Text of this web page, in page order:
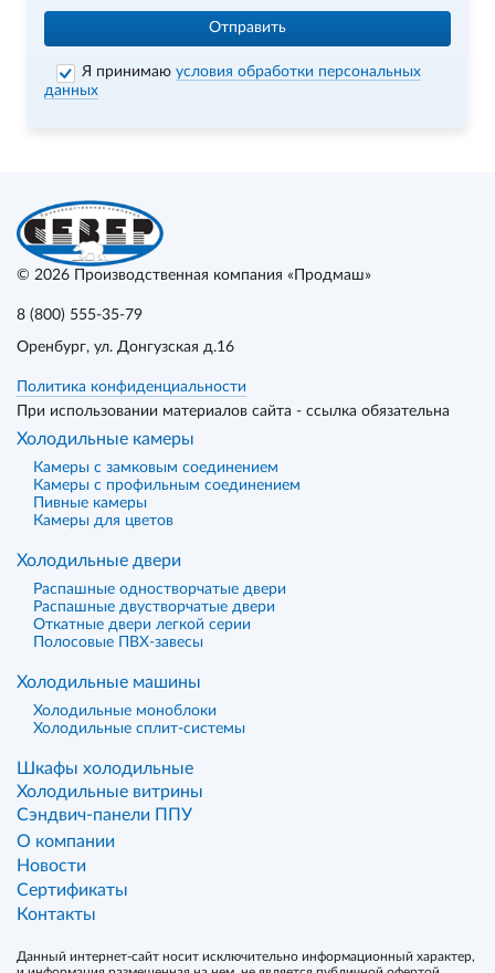
Отправить
Я принимаюусловия обработки персональных
данных
© 2026 Производственная компания «Продмаш»
8 (800) 555-35-79
Оренбург, ул. Донгузская д.16
Политика конфиденциальности
При использовании материалов сайта - ссылка обязательна
Холодильные камеры
Камеры с замковым соединением
Камеры с профильным соединением
Пивные камеры
Камеры для цветов
Холодильные двери
Распашные одностворчатые двери
Распашные двустворчатые двери
Откатные двери легкой серии
Полосовые ПВХ-завесы
Холодильные машины
Холодильные моноблоки
Холодильные сплит-системы
Шкафы холодильные
Холодильные витрины
Сэндвич-панели ППУ
О компании
Новости
Сертификаты
Контакты
Данный интернет-сайт носит исключительно информационный характер,